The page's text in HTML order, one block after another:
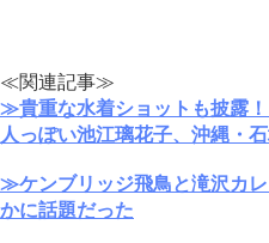
≪関連記事≫
≫貴重な水着ショットも披露
人っぽい池江璃花子、沖縄・
≫ケンブリッジ飛鳥と滝沢カ
かに話題だった